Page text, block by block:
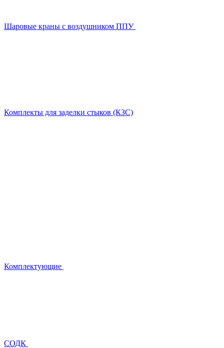
Шаровые краны с воздушником ППУ
Комплекты для заделки стыков (КЗС)
Комплектующие
СОДК